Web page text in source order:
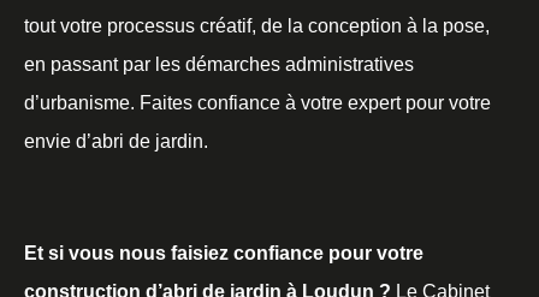
tout votre processus créatif, de la conception à la pose,
en passant par les démarches administratives
d’urbanisme. Faites confiance à votre expert pour votre
envie d’abri de jardin.
Et si vous nous faisiez confiance pour votre
construction d’abri de jardin à Loudun ? Le Cabinet